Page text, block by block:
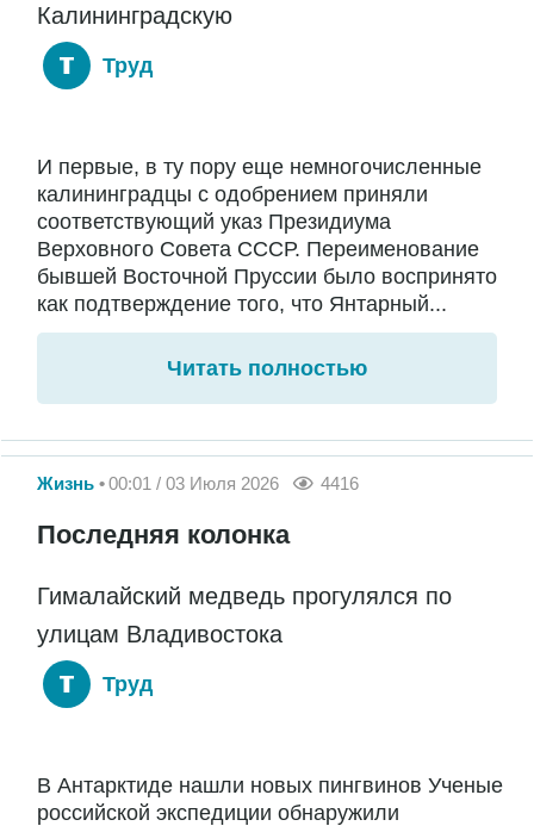
Калининградскую
Труд
И первые, в ту пору еще немногочисленные
калининградцы с одобрением приняли
соответствующий указ Президиума
Верховного Совета СССР. Переименование
бывшей Восточной Пруссии было воспринято
как подтверждение того, что Янтарный...
Читать полностью
Жизнь 00:01 / 03 Июля 2026 4416
Последняя колонка
Гималайский медведь прогулялся по
улицам Владивостока
Труд
В Антарктиде нашли новых пингвинов Ученые
российской экспедиции обнаружили